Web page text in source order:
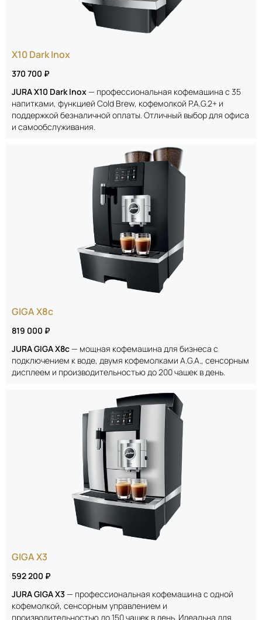
X10 Dark Inox
370 700 ₽
JURA X10 Dark Inox— профессиональная кофемашина с 35
напитками, функцией Cold Brew, кофемолкой P.A.G.2+ и
поддержкой безналичной оплаты. Отличный выбор для офиса
и самообслуживания.
GIGA X8c
819 000 ₽
JURA GIGA X8c— мощная кофемашина для бизнеса с
подключением к воде, двумя кофемолками A.G.A., сенсорным
дисплеем и производительностью до 200 чашек в день.
GIGA X3
592 200 ₽
JURA GIGA X3— профессиональная кофемашина с одной
кофемолкой, сенсорным управлением и
производительностью до 150 чашек в день. Идеальна для